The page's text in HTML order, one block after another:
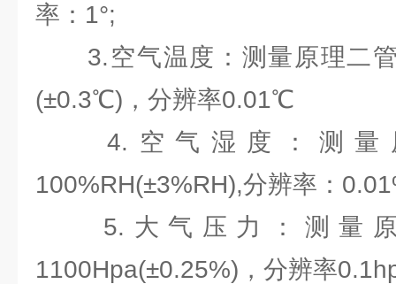
率：1°;
3.空气温度：测量原理二
(±0.3℃)，分辨率0.01℃
4.空气湿度：测量
100%RH(±3%RH),分辨率：
5.大气压力：测量原
1100Hpa(±0.25%)，分辨率